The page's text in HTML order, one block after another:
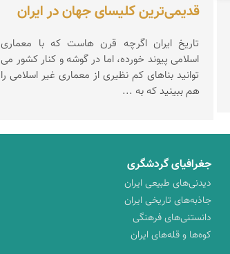
قدیمی‌ترین كلیسای جهان در ایران
تاریخ ایران اگرچه قرن هاست که با معماری
اسلامی پیوند خورده، اما در گوشه و کنار کشور می
توانید بناهای کم نظیری از معماری غیر اسلامی را
هم ببینید که به ...
جغرافیای گردشگری
دیدنی‌های طبیعی ایران
جاذبه‌های تاریخی ایران
دانستنی‌های فرهنگی
کوه‌ها و قله‌های ایران